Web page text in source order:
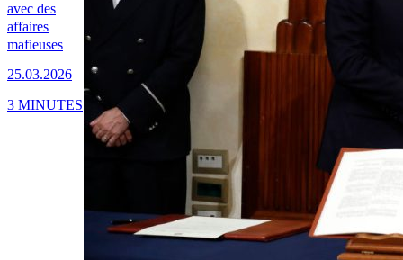
avec des
affaires
mafieuses
25.03.2026
3 MINUTES